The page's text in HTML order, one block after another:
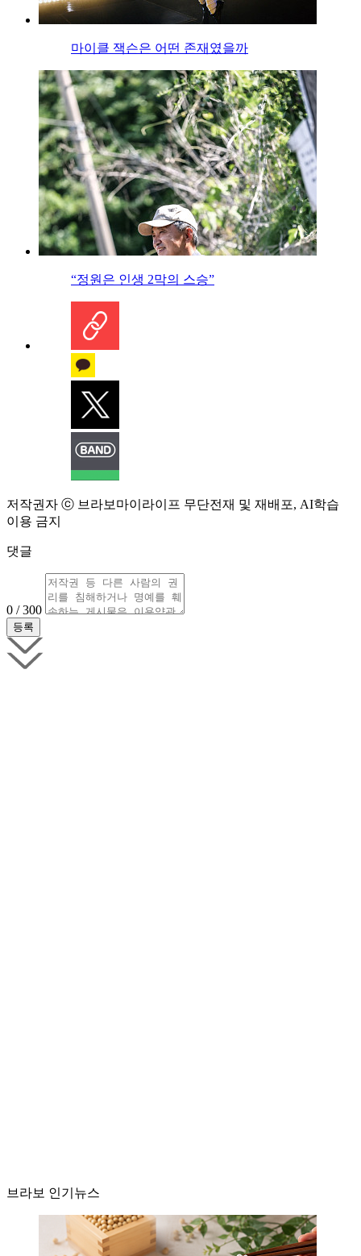
마이클 잭슨은 어떤 존재였을까
“정원은 인생 2막의 스승”
저작권자 ⓒ 브라보마이라이프 무단전재 및 재배포, AI학습
이용 금지
댓글
0 / 300
브라보 인기뉴스